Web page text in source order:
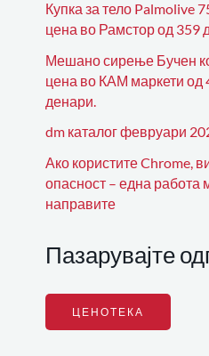
Купка за тело Palmolive
цена во Рамстор од 359
Мешано сирење Бучен
цена во КАМ маркети од
денари.
dm каталог февруари
Ако користите Chrome,
опасност – една работа
направите
Пазарувајте
ЦЕНОТЕКА